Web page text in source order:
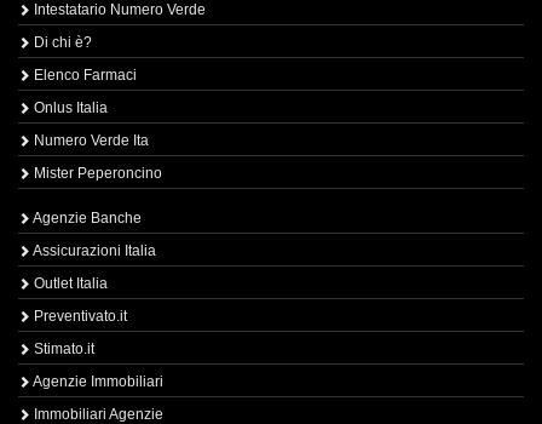
Intestatario Numero Verde
Di chi è?
Elenco Farmaci
Onlus Italia
Numero Verde Ita
Mister Peperoncino
Agenzie Banche
Assicurazioni Italia
Outlet Italia
Preventivato.it
Stimato.it
Agenzie Immobiliari
Immobiliari Agenzie